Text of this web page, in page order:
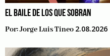
EL BAILE DE LOS QUE SOBRAN
Por:Jorge Luis Tineo 2.08.2026